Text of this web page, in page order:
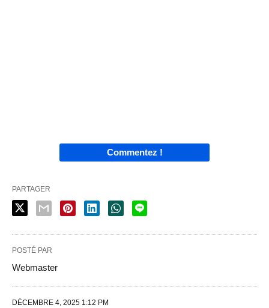
Commentez !
PARTAGER
POSTÉ PAR
Webmaster
DÉCEMBRE 4, 2025 1:12 PM